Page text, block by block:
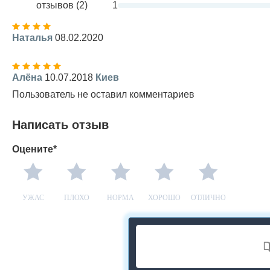
отзывов (2) 1
Наталья 08.02.2020
Алёна 10.07.2018 Киев
Пользователь не оставил комментариев
Написать отзыв
Оцените*
УЖАС ПЛОХО НОРМА ХОРОШО ОТЛИЧНО